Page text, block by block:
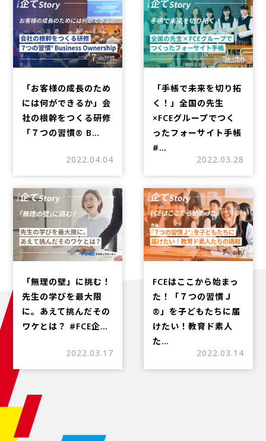
「お客様の成長のため
には何ができるか」会
社の根幹をつくる研修
「７つの習慣®︎ B…
2022.04.04
「手帳で未来を切り拓
く！」全国の先生
×FCEグループでつく
ったフォーサイト手帳
#…
2022.03.28
「無理の壁」に挑む！
先生の学びを最大限
に。あえて挑んだその
ワケとは？ #FCE企…
2022.03.17
FCEはここから始まっ
た！「７つの習慣Ｊ
®」を子どもたちに届
けたい！教育ド素人
た…
2022.03.14